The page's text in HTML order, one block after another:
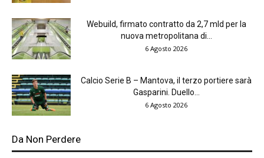
Webuild, firmato contratto da 2,7 mld per la
nuova metropolitana di...
6 Agosto 2026
Calcio Serie B – Mantova, il terzo portiere sarà
Gasparini. Duello...
6 Agosto 2026
Da Non Perdere